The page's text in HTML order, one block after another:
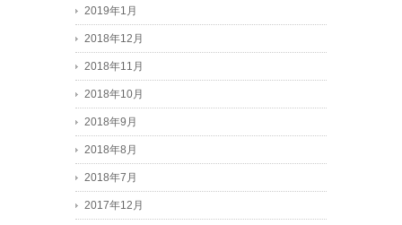
2019年1月
2018年12月
2018年11月
2018年10月
2018年9月
2018年8月
2018年7月
2017年12月